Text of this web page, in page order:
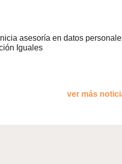
asesoría en datos
Iguales
ver más